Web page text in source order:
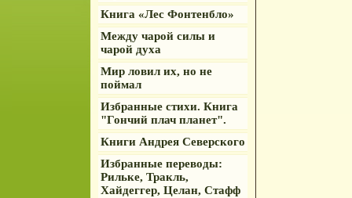
Книга «Лес Фонтенбло»
Между чарой силы и
чарой духа
Мир ловил их, но не
поймал
Избранные стихи. Книга
"Гончий плач планет".
Книги Андрея Северского
Избранные переводы:
Рильке, Тракль,
Хайдеггер, Целан, Стафф